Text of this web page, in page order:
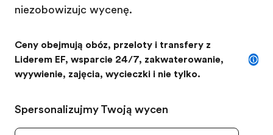
niezobowiązującą wycenę.
Ceny obejmują obóz, przeloty i transfery z
Liderem EF, wsparcie 24/7, zakwaterowanie,
wyżywienie, zajęcia, wycieczki i nie tylko.
Spersonalizujmy Twoją wycenę